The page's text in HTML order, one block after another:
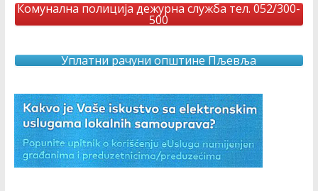
Комунална полиција дежурна служба тел. 052/300-
500
Уплатни рачуни општине Пљевља